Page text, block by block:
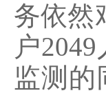
务依然
户
监测